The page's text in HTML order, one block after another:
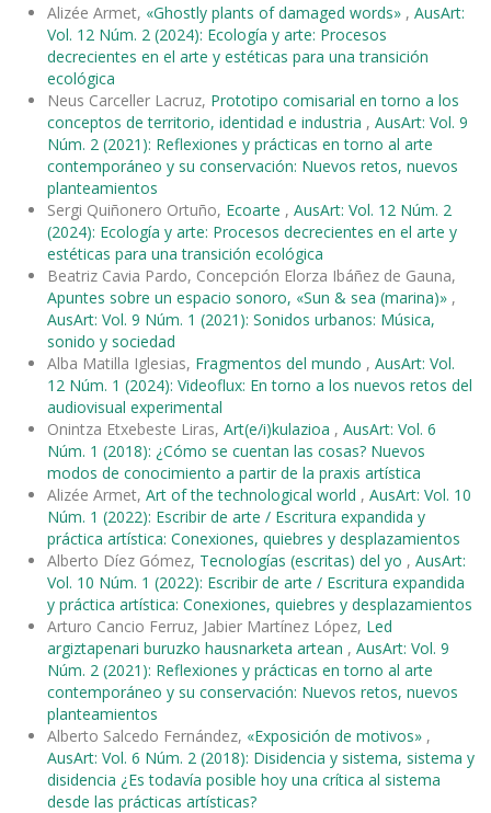
Alizée Armet, «Ghostly plants of damaged words» , AusArt:
Vol. 12 Núm. 2 (2024): Ecología y arte: Procesos
decrecientes en el arte y estéticas para una transición
ecológica
Neus Carceller Lacruz, Prototipo comisarial en torno a los
conceptos de territorio, identidad e industria , AusArt: Vol. 9
Núm. 2 (2021): Reflexiones y prácticas en torno al arte
contemporáneo y su conservación: Nuevos retos, nuevos
planteamientos
Sergi Quiñonero Ortuño, Ecoarte , AusArt: Vol. 12 Núm. 2
(2024): Ecología y arte: Procesos decrecientes en el arte y
estéticas para una transición ecológica
Beatriz Cavia Pardo, Concepción Elorza Ibáñez de Gauna,
Apuntes sobre un espacio sonoro, «Sun & sea (marina)» ,
AusArt: Vol. 9 Núm. 1 (2021): Sonidos urbanos: Música,
sonido y sociedad
Alba Matilla Iglesias, Fragmentos del mundo , AusArt: Vol.
12 Núm. 1 (2024): Videoflux: En torno a los nuevos retos del
audiovisual experimental
Onintza Etxebeste Liras, Art(e/i)kulazioa , AusArt: Vol. 6
Núm. 1 (2018): ¿Cómo se cuentan las cosas? Nuevos
modos de conocimiento a partir de la praxis artística
Alizée Armet, Art of the technological world , AusArt: Vol. 10
Núm. 1 (2022): Escribir de arte / Escritura expandida y
práctica artística: Conexiones, quiebres y desplazamientos
Alberto Díez Gómez, Tecnologías (escritas) del yo , AusArt:
Vol. 10 Núm. 1 (2022): Escribir de arte / Escritura expandida
y práctica artística: Conexiones, quiebres y desplazamientos
Arturo Cancio Ferruz, Jabier Martínez López, Led
argiztapenari buruzko hausnarketa artean , AusArt: Vol. 9
Núm. 2 (2021): Reflexiones y prácticas en torno al arte
contemporáneo y su conservación: Nuevos retos, nuevos
planteamientos
Alberto Salcedo Fernández, «Exposición de motivos» ,
AusArt: Vol. 6 Núm. 2 (2018): Disidencia y sistema, sistema y
disidencia ¿Es todavía posible hoy una crítica al sistema
desde las prácticas artísticas?